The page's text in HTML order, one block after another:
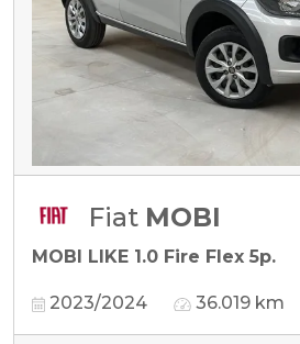
Fiat MOBI
MOBI LIKE 1.0 Fire Flex 5p.
2023/2024 36.019 km